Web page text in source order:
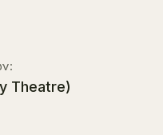
Theatre)